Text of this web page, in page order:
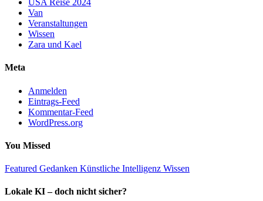
USA Reise 2024
Van
Veranstaltungen
Wissen
Zara und Kael
Meta
Anmelden
Eintrags-Feed
Kommentar-Feed
WordPress.org
You Missed
Featured Gedanken Künstliche Intelligenz Wissen
Lokale KI – doch nicht sicher?